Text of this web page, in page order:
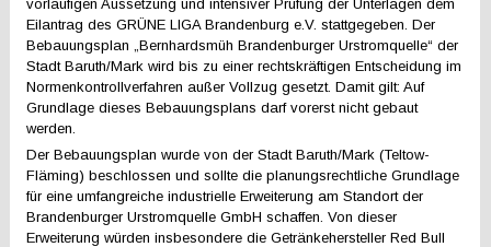
vorläufigen Aussetzung und intensiver Prüfung der Unterlagen dem
Eilantrag des GRÜNE LIGA Brandenburg e.V. stattgegeben. Der
Bebauungsplan „Bernhardsmüh Brandenburger Urstromquelle“ der
Stadt Baruth/Mark wird bis zu einer rechtskräftigen Entscheidung im
Normenkontrollverfahren außer Vollzug gesetzt. Damit gilt: Auf
Grundlage dieses Bebauungsplans darf vorerst nicht gebaut
werden.
Der Bebauungsplan wurde von der Stadt Baruth/Mark (Teltow-
Fläming) beschlossen und sollte die planungsrechtliche Grundlage
für eine umfangreiche industrielle Erweiterung am Standort der
Brandenburger Urstromquelle GmbH schaffen. Von dieser
Erweiterung würden insbesondere die Getränkehersteller Red Bull